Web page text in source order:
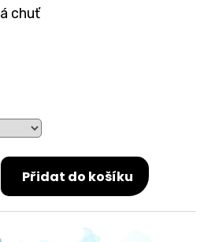
chuť
Přidat do košíku